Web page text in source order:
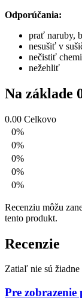
prať naruby,
nesušiť v
nečistiť
nežehliť
Na základe
0.00 Celkovo
0%
0%
0%
0%
0%
Recenziu môžu
tento produkt.
Recenzie
Zatiaľ nie sú žiadne
Pre